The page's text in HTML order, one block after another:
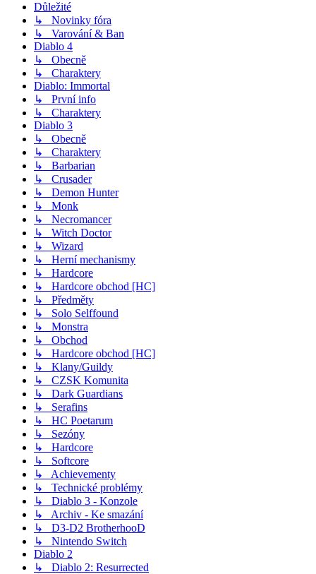
Důležité
↳ Novinky fóra
↳ Varování & Ban
Diablo 4
↳ Obecně
↳ Charaktery
Diablo: Immortal
↳ První info
↳ Charaktery
Diablo 3
↳ Obecně
↳ Charaktery
↳ Barbarian
↳ Crusader
↳ Demon Hunter
↳ Monk
↳ Necromancer
↳ Witch Doctor
↳ Wizard
↳ Herní mechanismy
↳ Hardcore
↳ Hardcore obchod [HC]
↳ Předměty
↳ Solo Selffound
↳ Monstra
↳ Obchod
↳ Hardcore obchod [HC]
↳ Klany/Guildy
↳ CZSK Komunita
↳ Dark Guardians
↳ Serafins
↳ HC Poetarum
↳ Sezóny
↳ Hardcore
↳ Softcore
↳ Achievementy
↳ Technické problémy
↳ Diablo 3 - Konzole
↳ Archiv - Ke smazání
↳ D3-D2 BrotherhooD
↳ Nintendo Switch
Diablo 2
↳ Diablo 2: Resurrected